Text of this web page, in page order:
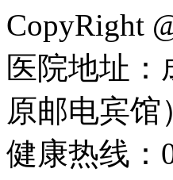
CopyRight
医院地址
原邮电宾馆
健康热线：